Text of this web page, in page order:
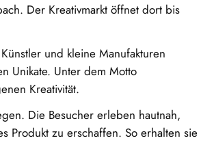
Der Kreativmarkt öffnet dort bis
und kleine Manufakturen
Unikate. Unter dem Motto
Kreativität.
Die Besucher erleben hautnah,
Produkt zu erschaffen. So erhalten sie